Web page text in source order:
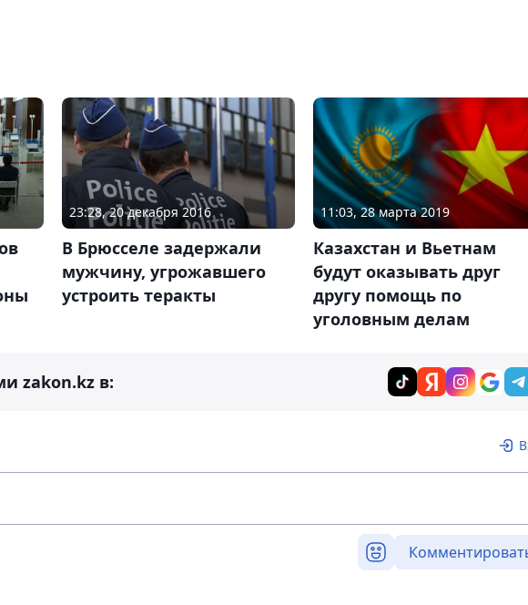
23:28, 20 декабря 2016
В Брюсселе задержали
мужчину, угрожавшего
устроить теракты
11:03, 28 марта 2019
Казахстан и Вьетнам
будут оказывать друг
другу помощь по
уголовным делам
zakon.kz в: